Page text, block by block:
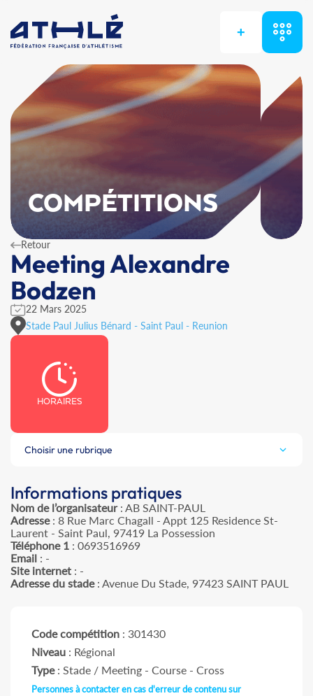
+
COMPÉTITIONS
Retour
Meeting Alexandre
Bodzen
22 Mars 2025
Stade Paul Julius Bénard - Saint Paul - Reunion
HORAIRES
Choisir une rubrique
Informations pratiques
Nom de l’organisateur: AB SAINT-PAUL
Adresse: 8 Rue Marc Chagall - Appt 125 Residence St-
Laurent - Saint Paul, 97419 La Possession
Téléphone 1 : 0693516969
Email : -
Site internet : -
Adresse du stade: Avenue Du Stade, 97423 SAINT PAUL
Code compétition : 301430
Niveau : Régional
Type: Stade / Meeting - Course - Cross
Personnes à contacter en cas d'erreur de contenu sur